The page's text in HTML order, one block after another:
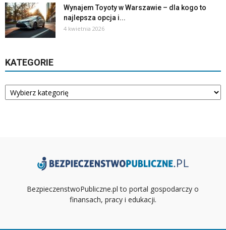
Wynajem Toyoty w Warszawie – dla kogo to
najlepsza opcja i...
4 kwietnia 2026
KATEGORIE
Kategorie
BezpieczenstwoPubliczne.pl to portal gospodarczy o
finansach, pracy i edukacji.